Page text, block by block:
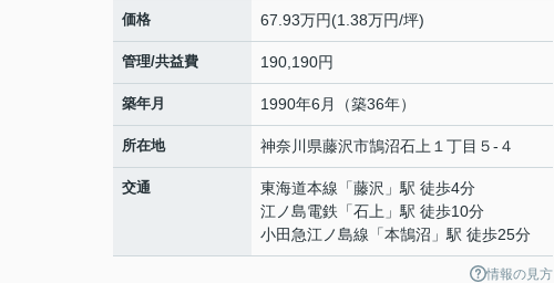
価格 67.93万円(1.38万円/坪)
管理/共益費 190,190円
築年月 1990年6月（築36年）
所在地 神奈川県藤沢市鵠沼石上 １丁目５-４
交通 東海道本線 「藤沢 」駅 徒歩4分
江ノ島電鉄 「石上 」駅 徒歩10分
小田急江ノ島線 「本鵠沼 」駅 徒歩25分
情報の見方